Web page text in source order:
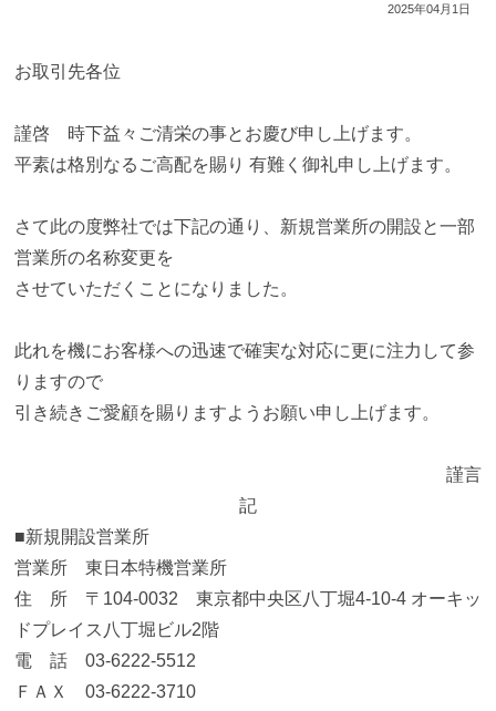
2025年04月1日
お取引先各位
謹啓 時下益々ご清栄の事とお慶び申し上げます。
平素は格別なるご高配を賜り 有難く御礼申し上げます。
さて此の度弊社では下記の通り、新規営業所の開設と一部
営業所の名称変更を
させていただくことになりました。
此れを機にお客様への迅速で確実な対応に更に注力して参
りますので
引き続きご愛顧を賜りますようお願い申し上げます。
謹言
記
■新規開設営業所
営業所 東日本特機営業所
住 所 〒104-0032 東京都中央区八丁堀4-10-4 オーキッ
ドプレイス八丁堀ビル2階
電 話 03-6222-5512
ＦＡＸ 03-6222-3710